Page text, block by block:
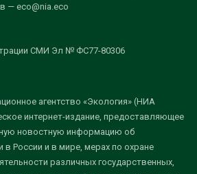
— eco@nia.eco
СМИ Эл № ФС77-80306
агентство «Экология» (НИА
интернет-издание, предоставляющее
новостную информацию об
в России и в мире, мерах по охране
различных государственных,